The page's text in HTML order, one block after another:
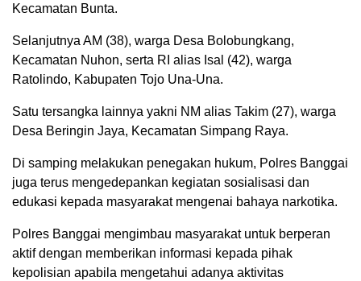
Kecamatan Bunta.
Selanjutnya AM (38), warga Desa Bolobungkang,
Kecamatan Nuhon, serta RI alias Isal (42), warga
Ratolindo, Kabupaten Tojo Una-Una.
Satu tersangka lainnya yakni NM alias Takim (27), warga
Desa Beringin Jaya, Kecamatan Simpang Raya.
Di samping melakukan penegakan hukum, Polres Banggai
juga terus mengedepankan kegiatan sosialisasi dan
edukasi kepada masyarakat mengenai bahaya narkotika.
Polres Banggai mengimbau masyarakat untuk berperan
aktif dengan memberikan informasi kepada pihak
kepolisian apabila mengetahui adanya aktivitas